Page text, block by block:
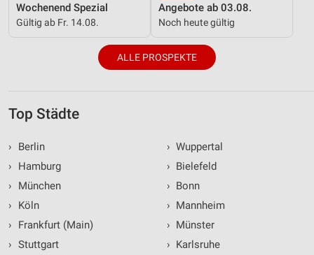
Wochenend Spezial
Gültig ab Fr. 14.08.
Angebote ab 03.08.
Noch heute gültig
ALLE PROSPEKTE
Top Städte
›
Berlin
›
Hamburg
›
München
›
Köln
›
Frankfurt (Main)
› Stuttgart
› Wuppertal
› Bielefeld
› Bonn
› Mannheim
› Münster
› Karlsruhe